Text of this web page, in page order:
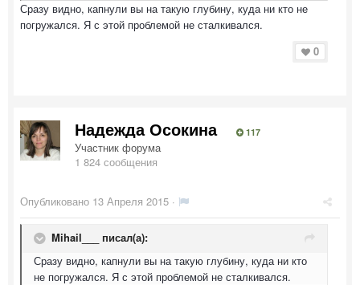
Сразу видно, капнули вы на такую глубину, куда ни кто не
погружался. Я с этой проблемой не сталкивался.
0
Надежда Осокина 117
Участник форума
1 824 сообщения
Опубликовано 13 Апреля 2015 ·
Mihail___ писал(а):
Сразу видно, капнули вы на такую глубину, куда ни кто
не погружался. Я с этой проблемой не сталкивался.